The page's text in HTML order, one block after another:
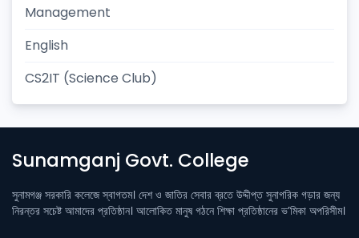
Management
English
CS2IT (Science Club)
Sunamganj Govt. College
সুনামগঞ্জ সরকারি কলেজে স্বাগতম। দেশ ও জাতির সেবার ব্রতে উদ্দীপ্ত সুনাগরিক গড়ার জন্য
নিরন্তর সচেষ্ট আমাদের প্রতিষ্ঠান। আলোকিত মানুষ গঠনে শিক্ষা প্রতিষ্ঠানের ভ’মিকা অপরিসীম।